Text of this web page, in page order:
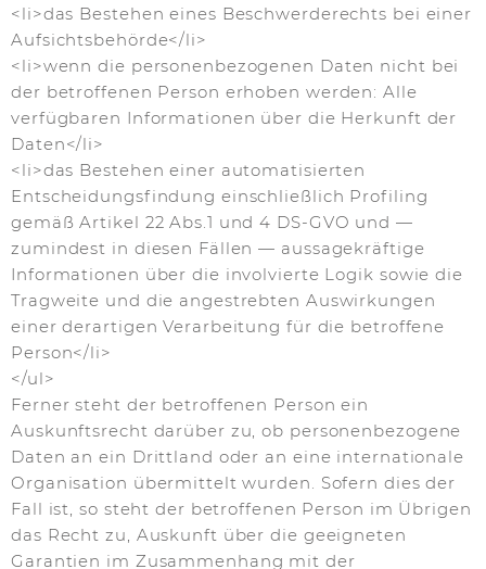
<li>das Bestehen eines Beschwerderechts bei einer
Aufsichtsbehörde</li>
<li>wenn die personenbezogenen Daten nicht bei
der betroffenen Person erhoben werden: Alle
verfügbaren Informationen über die Herkunft der
Daten</li>
<li>das Bestehen einer automatisierten
Entscheidungsfindung einschließlich Profiling
gemäß Artikel 22 Abs.1 und 4 DS-GVO und —
zumindest in diesen Fällen — aussagekräftige
Informationen über die involvierte Logik sowie die
Tragweite und die angestrebten Auswirkungen
einer derartigen Verarbeitung für die betroffene
Person</li>
</ul>
Ferner steht der betroffenen Person ein
Auskunftsrecht darüber zu, ob personenbezogene
Daten an ein Drittland oder an eine internationale
Organisation übermittelt wurden. Sofern dies der
Fall ist, so steht der betroffenen Person im Übrigen
das Recht zu, Auskunft über die geeigneten
Garantien im Zusammenhang mit der